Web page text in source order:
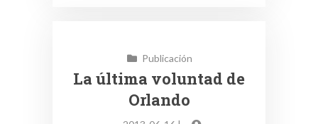
Publicación
La última voluntad de
Orlando